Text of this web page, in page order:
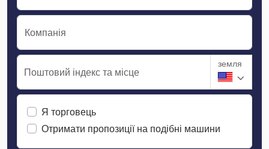
Компанія
Поштовий індекс та місце
земля
Я торговець
Отримати пропозиції на подібні машини